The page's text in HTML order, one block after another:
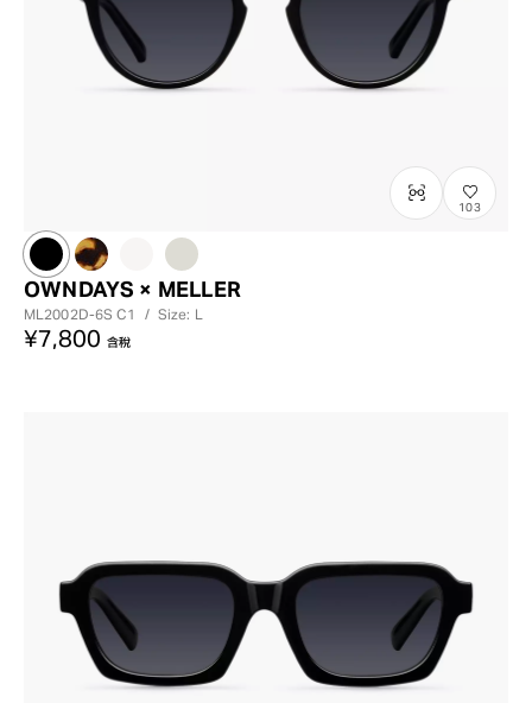
103
OWNDAYS × MELLER
ML2002D-6SC1 / Size: L
¥7,800 含稅